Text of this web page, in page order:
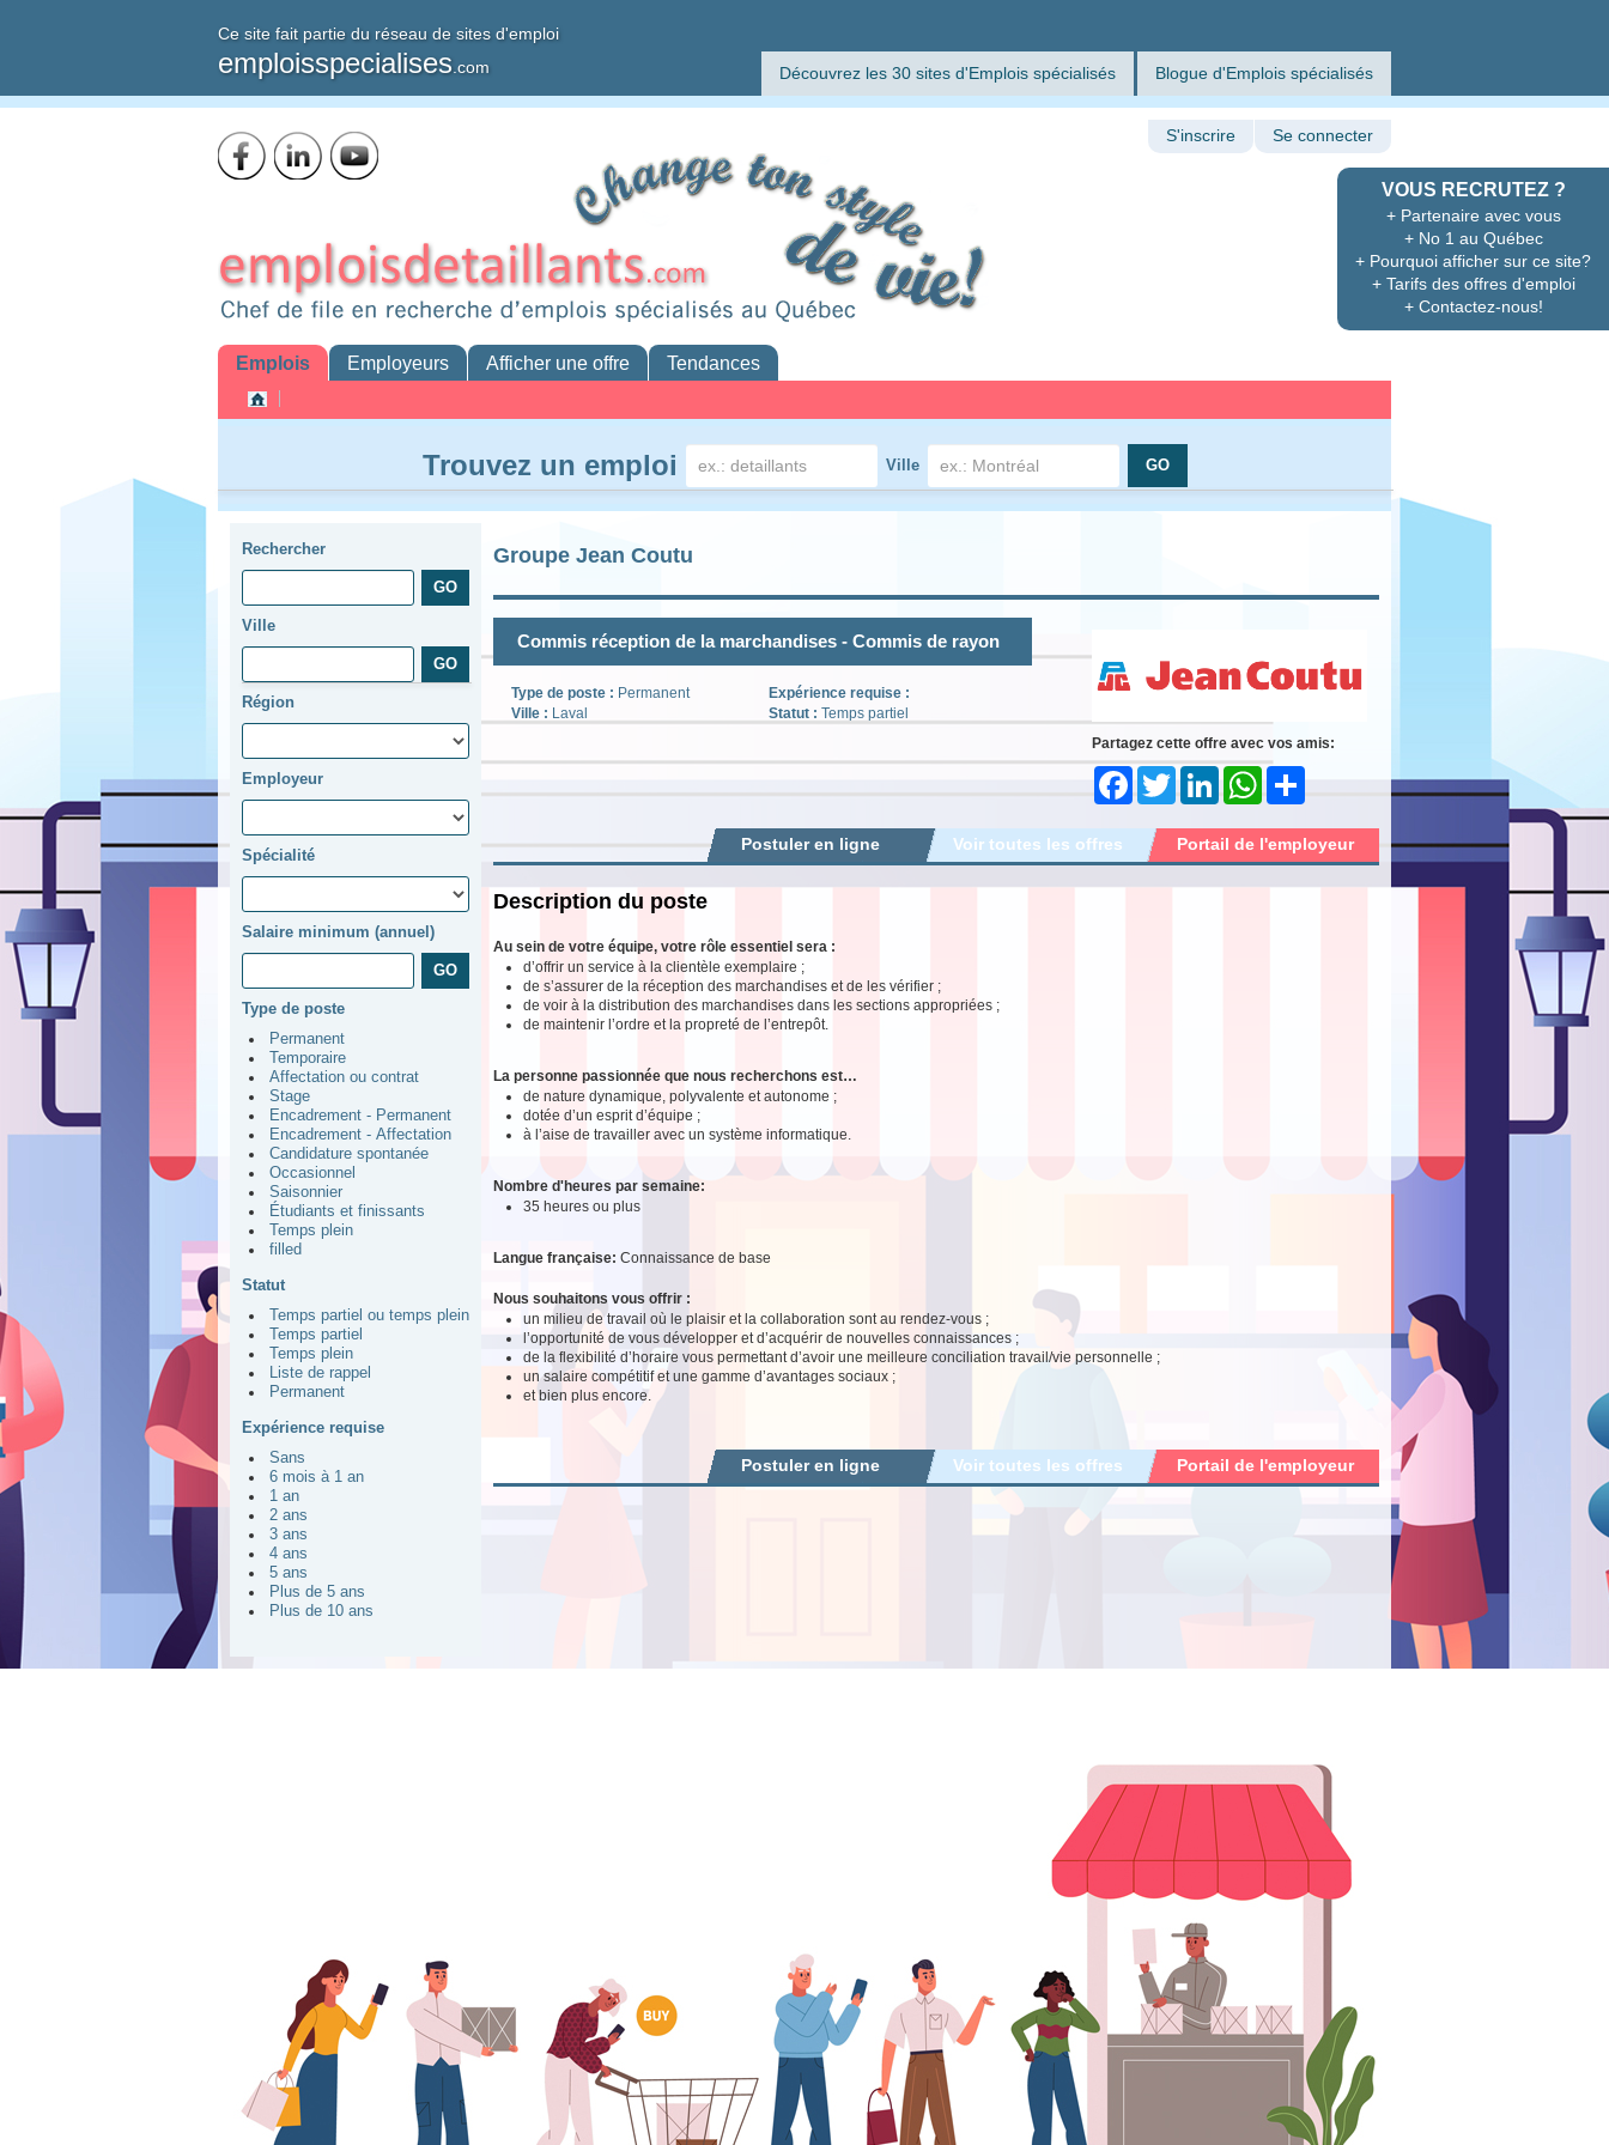
Ce site fait partie du réseau de sites d'emploi
emploisspecialises .com Découvrez les 30 sites d'Emplois spécialisés Blogue d'Emplois spécialisés
VOUS RECRUTEZ ?
+ Partenaire avec vous
+ No 1 au Québec
+ Pourquoi afficher sur ce site?
+ Tarifs des offres d'emploi
+ Contactez-nous!
S'inscrire Se connecter
Emplois Employeurs Afficher une offre Tendances
Trouvez un emploi Ville
Rechercher
Ville
Région
Employeur
Spécialité
Salaire minimum (annuel)
Type de poste
Permanent
Temporaire
Affectation ou contrat
Stage
Encadrement - Permanent
Encadrement - Affectation
Candidature spontanée
Occasionnel
Saisonnier
Étudiants et finissants
Temps plein
filled
Statut
Temps partiel ou temps plein
Temps partiel
Temps plein
Liste de rappel
Permanent
Expérience requise
Sans
6 mois à 1 an
1 an
2 ans
3 ans
4 ans
5 ans
Plus de 5 ans
Plus de 10 ans
Groupe Jean Coutu
Commis réception de la marchandises - Commis de rayon
Type de poste : Permanent
Ville : Laval
Expérience requise :
Statut : Temps partiel
Partagez cette offre avec vos amis:
FacebookTwitter LinkedInWhatsApp
Portail de l'employeur
Voir toutes les offres
Postuler en ligne
Description du poste
Au sein de votre équipe, votre rôle essentiel sera :
d’offrir un service à la clientèle exemplaire ;
de s’assurer de la réception des marchandises et de les vérifier ;
de voir à la distribution des marchandises dans les sections appropriées ;
de maintenir l’ordre et la propreté de l’entrepôt.
La personne passionnée que nous recherchons est…
de nature dynamique, polyvalente et autonome ;
dotée d’un esprit d’équipe ;
à l’aise de travailler avec un système informatique.
Nombre d'heures par semaine:
35 heures ou plus
Langue française: Connaissance de base
Nous souhaitons vous offrir :
un milieu de travail où le plaisir et la collaboration sont au rendez-vous ;
l’opportunité de vous développer et d’acquérir de nouvelles connaissances ;
de la flexibilité d’horaire vous permettant d’avoir une meilleure conciliation travail/vie personnelle ;
un salaire compétitif et une gamme d’avantages sociaux ;
et bien plus encore.
Portail de l'employeur
Voir toutes les offres
Postuler en ligne